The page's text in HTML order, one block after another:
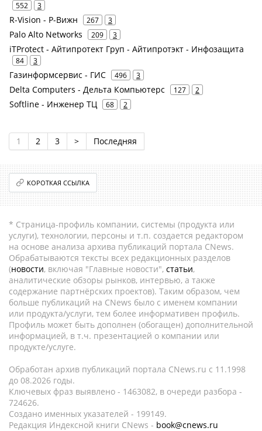
552 3
R-Vision - Р-Вижн 267 3
Palo Alto Networks 209 3
iTProtect - Айтипротект Груп - Айтипротэкт - Инфозащита
84 3
Газинформсервис - ГИС 496 3
Delta Computers - Дельта Компьютерс 127 2
Softline - Инженер ТЦ 68 2
1 2 3 > Последняя
КОРОТКАЯ ССЫЛКА
* Страница-профиль компании, системы (продукта или
услуги), технологии, персоны и т.п. создается редактором
на основе анализа архива публикаций портала CNews.
Обрабатываются тексты всех редакционных разделов
(новости, включая "Главные новости", статьи,
аналитические обзоры рынков, интервью, а также
содержание партнёрских проектов). Таким образом, чем
больше публикаций на CNews было с именем компании
или продукта/услуги, тем более информативен профиль.
Профиль может быть дополнен (обогащен) дополнительной
информацией, в т.ч. презентацией о компании или
продукте/услуге.
Обработан архив публикаций портала CNews.ru c 11.1998
до 08.2026 годы.
Ключевых фраз выявлено - 1463082, в очереди разбора -
724626.
Создано именных указателей - 199149.
Редакция Индексной книги CNews - book@cnews.ru